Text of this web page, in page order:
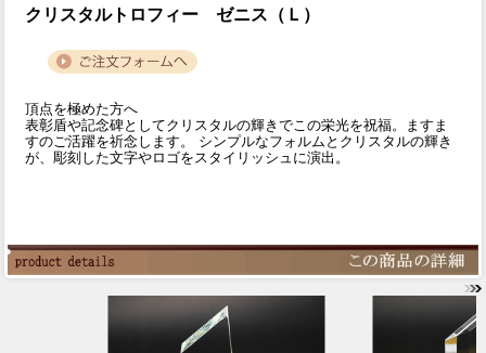
クリスタルトロフィー ゼニス（Ｌ）
頂点を極めた方へ
表彰盾や記念碑としてクリスタルの輝きでこの栄光を祝福。ますま
すのご活躍を祈念します。 シンプルなフォルムとクリスタルの輝き
が、彫刻した文字やロゴをスタイリッシュに演出。